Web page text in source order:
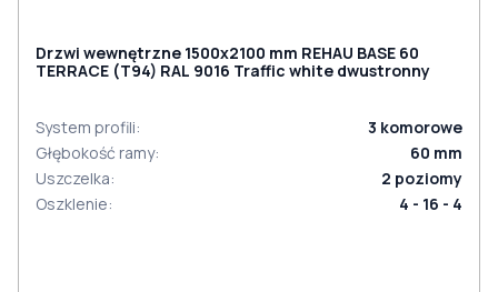
Drzwi wewnętrzne 1500x2100 mm REHAU BASE 60
TERRACE (Т94) RAL 9016 Traffic white dwustronny
System profili: 3 komorowe
Głębokość ramy: 60 mm
Uszczelka: 2 poziomy
Oszklenie: 4 - 16 - 4